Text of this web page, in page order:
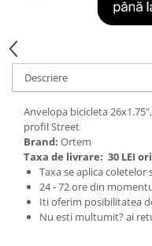
Tractoraș de tuns gazonul
Incubatoare, oparitoare si
deplumatoare
Echipamente pentru
Aparate de tuns animale
Piese si accesorii aparate
animale
Tarcuri animale
Semanatori
Masini batut stalpi si
Descriere
Anvelopa bicicleta
profil Street
Brand: Ortem
Taxa de livrare: 30 LEI
Taxa se aplica coletelor
24 - 72 ore din
Iti oferim posibilitatea
Nu esti multumit? ai